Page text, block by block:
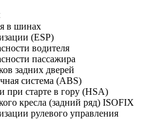
в шинах
(ESP)
водителя
пассажира
задних дверей
система (ABS)
при старте в гору (HSA)
кресла (задний ряд) ISOFIX
рулевого управления